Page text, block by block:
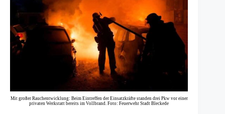
Mit großer Rauchentwicklung: Beim Eintreffen der Einsatzkräfte standen drei Pkw vor einer
privaten Werkstatt bereits im Vollbrand. Foto: Feuerwehr Stadt Bleckede